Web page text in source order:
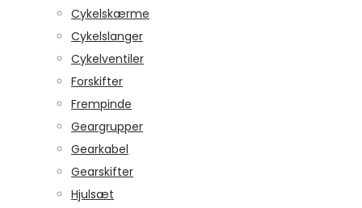
Cykelskærme
Cykelslanger
Cykelventiler
Forskifter
Frempinde
Geargrupper
Gearkabel
Gearskifter
Hjulsæt